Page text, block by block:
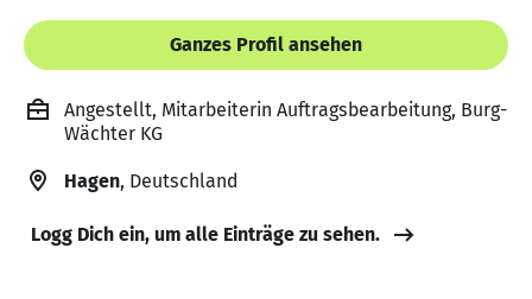
Ganzes Profil ansehen
Angestellt, Mitarbeiterin Auftragsbearbeitung, Burg-
Wächter KG
Hagen, Deutschland
Logg Dich ein, um alle Einträge zu sehen.